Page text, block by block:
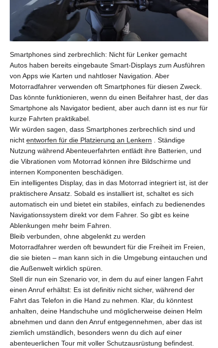
Smartphones sind zerbrechlich: Nicht für Lenker gemacht
Autos haben bereits eingebaute Smart-Displays zum Ausführen
von Apps wie Karten und nahtloser Navigation. Aber
Motorradfahrer verwenden oft Smartphones für diesen Zweck.
Das könnte funktionieren, wenn du einen Beifahrer hast, der das
Smartphone als Navigator bedient, aber auch dann ist es nur für
kurze Fahrten praktikabel.
Wir würden sagen, dass Smartphones zerbrechlich sind und
nicht entworfen für die Platzierung an Lenkern
. Ständige
Nutzung während Abenteuerfahrten entlädt ihre Batterien, und
die Vibrationen vom Motorrad können ihre Bildschirme und
internen Komponenten beschädigen.
Ein intelligentes Display, das in das Motorrad integriert ist, ist der
praktischere Ansatz. Sobald es installiert ist, schaltet es sich
automatisch ein und bietet ein stabiles, einfach zu bedienendes
Navigationssystem direkt vor dem Fahrer. So gibt es keine
Ablenkungen mehr beim Fahren.
Bleib verbunden, ohne abgelenkt zu werden
Motorradfahrer werden oft bewundert für die Freiheit im Freien,
die sie bieten – man kann sich in die Umgebung eintauchen und
die Außenwelt wirklich spüren.
Stell dir nun ein Szenario vor, in dem du auf einer langen Fahrt
einen Anruf erhältst: Es ist definitiv nicht sicher, während der
Fahrt das Telefon in die Hand zu nehmen. Klar, du könntest
anhalten, deine Handschuhe und möglicherweise deinen Helm
abnehmen und dann den Anruf entgegennehmen, aber das ist
ziemlich umständlich, besonders wenn du dich auf einer
abenteuerlichen Tour mit voller Schutzausrüstung befindest.